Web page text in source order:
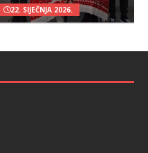
22. SIJEČNJA 2026.